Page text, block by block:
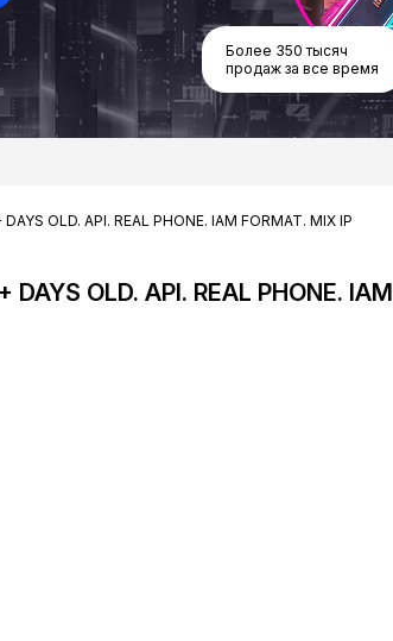
Более 350 тысяч
продаж за все время
OLD. API. REAL PHONE. IAM FORMAT. MIX IP
OLD. API. REAL PHONE. IAM
Корзина пустая